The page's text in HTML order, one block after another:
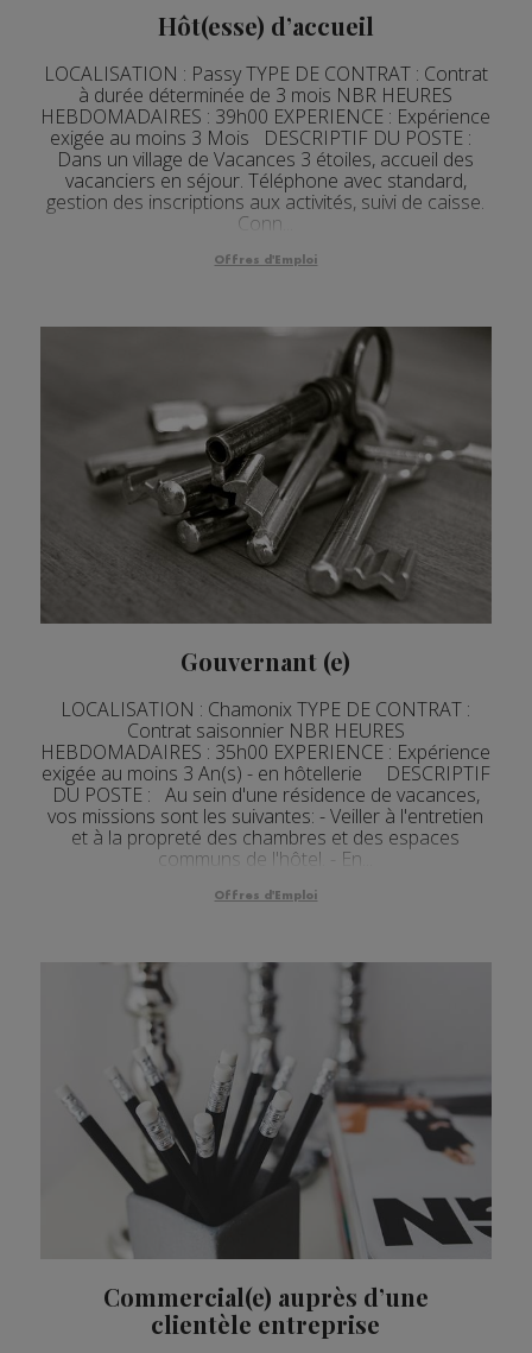
Hôt(esse) d’accueil
LOCALISATION : Passy TYPE DE CONTRAT : Contrat
à durée déterminée de 3 mois NBR HEURES
HEBDOMADAIRES : 39h00 EXPERIENCE : Expérience
exigée au moins 3 Mois DESCRIPTIF DU POSTE :
Dans un village de Vacances 3 étoiles, accueil des
vacanciers en séjour. Téléphone avec standard,
gestion des inscriptions aux activités, suivi de caisse.
Conn...
Offres d'Emploi
Gouvernant (e)
LOCALISATION : Chamonix TYPE DE CONTRAT :
Contrat saisonnier NBR HEURES
HEBDOMADAIRES : 35h00 EXPERIENCE : Expérience
exigée au moins 3 An(s) - en hôtellerie DESCRIPTIF
DU POSTE : Au sein d'une résidence de vacances,
vos missions sont les suivantes: - Veiller à l'entretien
et à la propreté des chambres et des espaces
communs de l'hôtel. - En...
Offres d'Emploi
Commercial(e) auprès d’une
clientèle entreprise